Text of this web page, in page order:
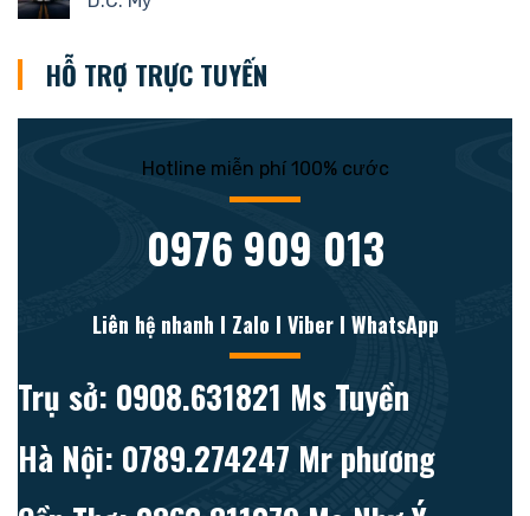
HỖ TRỢ TRỰC TUYẾN
Hotline miễn phí 100% cước
0976 909 013
Liên hệ nhanh l Zalo l Viber l WhatsApp
Trụ sở: 0908.631821 Ms Tuyền
Hà Nội: 0789.274247 Mr phương